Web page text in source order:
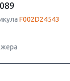
F002D24543